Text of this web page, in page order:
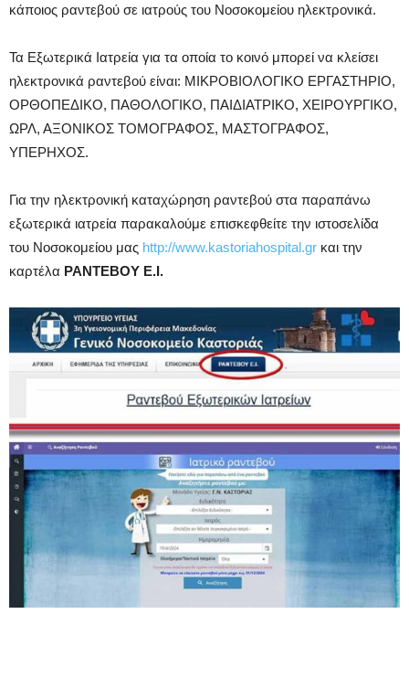
κάποιος ραντεβού σε ιατρούς του Νοσοκομείου ηλεκτρονικά.
Τα Εξωτερικά Ιατρεία για τα οποία το κοινό μπορεί να κλείσει
ηλεκτρονικά ραντεβού είναι: ΜΙΚΡΟΒΙΟΛΟΓΙΚΟ ΕΡΓΑΣΤΗΡΙΟ,
ΟΡΘΟΠΕΔΙΚΟ, ΠΑΘΟΛΟΓΙΚΟ, ΠΑΙΔΙΑΤΡΙΚΟ, ΧΕΙΡΟΥΡΓΙΚΟ,
ΩΡΛ, ΑΞΟΝΙΚΟΣ ΤΟΜΟΓΡΑΦΟΣ, ΜΑΣΤΟΓΡΑΦΟΣ,
ΥΠΕΡΗΧΟΣ.
Για την ηλεκτρονική καταχώρηση ραντεβού στα παραπάνω
εξωτερικά ιατρεία παρακαλούμε επισκεφθείτε την ιστοσελίδα
του Νοσοκομείου μας http://www.kastoriahospital.gr και την
καρτέλα ΡΑΝΤΕΒΟΥ Ε.Ι.